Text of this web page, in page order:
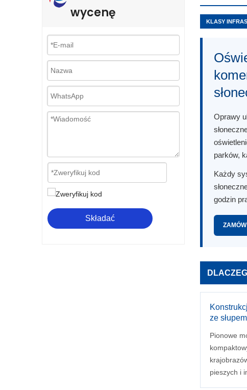
wycenę
Składać
KLASY
Oprawy
parków,
Każdy
godzin
ze słupem
Pionowe
pieszych i